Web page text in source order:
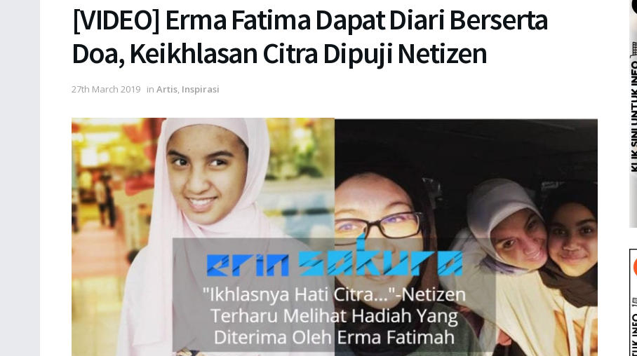
[VIDEO] Erma Fatima Dapat Diari Berserta
Doa, Keikhlasan Citra Dipuji Netizen
27th March 2019 in Artis, Inspirasi